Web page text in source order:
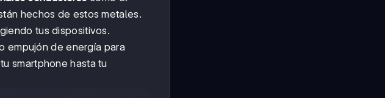
hechos de estos metales.
tus dispositivos.
empujón de energía para
smartphone hasta tu